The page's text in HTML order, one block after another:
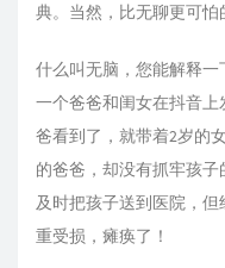
典。当然，比无聊更可怕
什么叫无脑，您能解释一
一个爸爸和闺女在抖音上
爸看到了，就带着2岁的
的爸爸，却没有抓牢孩
及时把孩子送到医院，
重受损，瘫痪了！